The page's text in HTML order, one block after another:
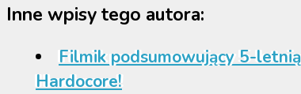
Inne wpisy tego autora:
Filmik podsumowujący 5-
Hardocore!